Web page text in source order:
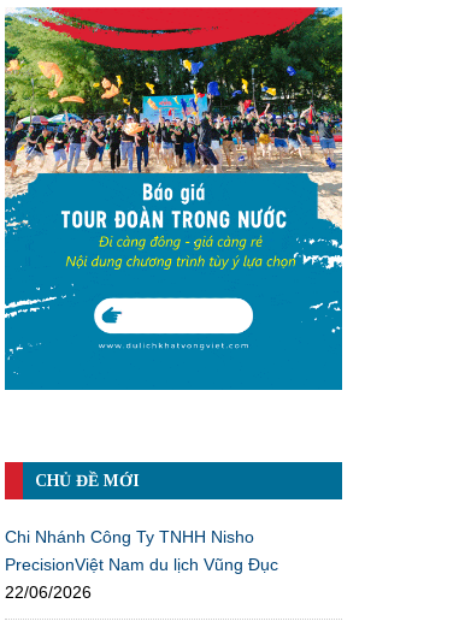
CHỦ ĐỀ MỚI
Chi Nhánh Công Ty TNHH Nisho
PrecisionViệt Nam du lịch Vũng Đục
22/06/2026